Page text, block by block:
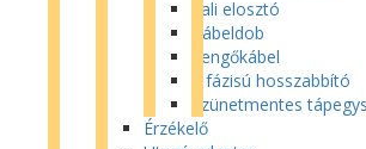
Fali elosztó
Kábeldob
Lengőkábel
3 fázisú hosszabbító
Szünetmentes
Érzékelő